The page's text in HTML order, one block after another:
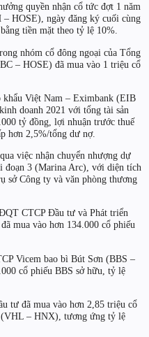
quyền nhận cổ tức đợt 1 năm
HOSE), ngày đăng ký cuối cùng
tiền mặt theo tỷ lệ 10%.
nhóm cổ đông ngoại của Tổng
– HOSE) đã mua vào 1 triệu cổ
Việt Nam – Eximbank (EIB
doanh 2021 với tổng tài sản
tỷ đồng, lợi nhuận trước thuế
hơn 2,5%/tổng dư nợ.
việc nhận chuyển nhượng dự
đoạn 3 (Marina Arc), với diện tích
sở Công ty và văn phòng thương
CTCP Đầu tư và Phát triển
mua vào hơn 134.000 cổ phiếu
Vicem bao bì Bút Sơn (BBS –
cổ phiếu BBS sở hữu, tỷ lệ
tư đã mua vào hơn 2,85 triệu cổ
(VHL – HNX), tương ứng tỷ lệ